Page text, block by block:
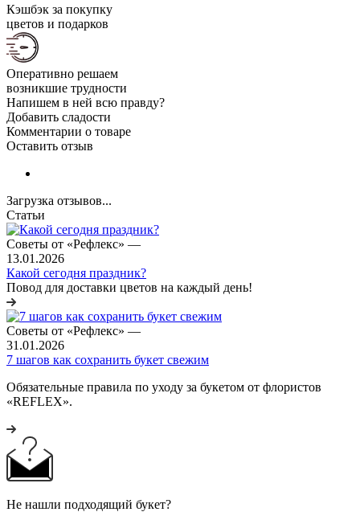
Кэшбэк за покупку
цветов и подарков
Оперативно решаем
возникшие трудности
Напишем в ней всю правду?
Добавить сладости
Комментарии о товаре
Оставить отзыв
Загрузка отзывов...
Статьи
Советы от «Рефлекс» —
13.01.2026
Какой сегодня праздник?
Повод для доставки цветов на каждый день!
Советы от «Рефлекс» —
31.01.2026
7 шагов как сохранить букет свежим
Обязательные правила по уходу за букетом от флористов
«REFLEX».
Не нашли подходящий букет?